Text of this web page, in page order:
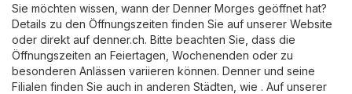
Sie möchten wissen, wann der Denner Morges geöffnet hat?
Details zu den Öffnungszeiten finden Sie auf unserer Website
oder direkt auf denner.ch. Bitte beachten Sie, dass die
Öffnungszeiten an Feiertagen, Wochenenden oder zu
besonderen Anlässen variieren können. Denner und seine
Filialen finden Sie auch in anderen Städten, wie . Auf unserer